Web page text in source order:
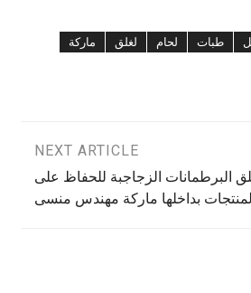
طبات لحام لغلق
ماركة
NEXT ARTICLE
البرطمانات الزجاجبة للحفاظ على
بداخلها ماركة مهندس منسى